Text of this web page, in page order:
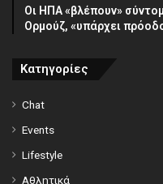
Οι ΗΠΑ «βλέπουν»
Ορμούζ, «υπάρχει
Κατηγορίες
Chat
Events
Lifestyle
Αθλητικά